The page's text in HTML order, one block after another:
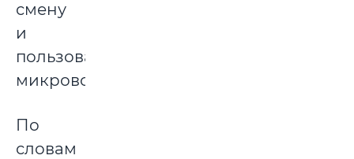
смену
и
пользоваться
микроволновкой.
По
словам